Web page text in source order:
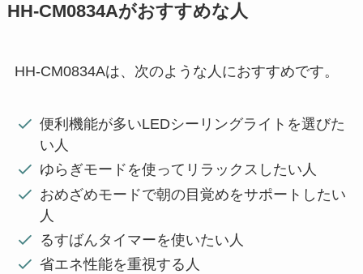
HH-CM0834Aがおすすめな人
HH-CM0834Aは、次のような人におすすめです。
便利機能が多いLEDシーリングライトを選びた
い人
ゆらぎモードを使ってリラックスしたい人
おめざめモードで朝の目覚めをサポートしたい
人
るすばんタイマーを使いたい人
省エネ性能を重視する人